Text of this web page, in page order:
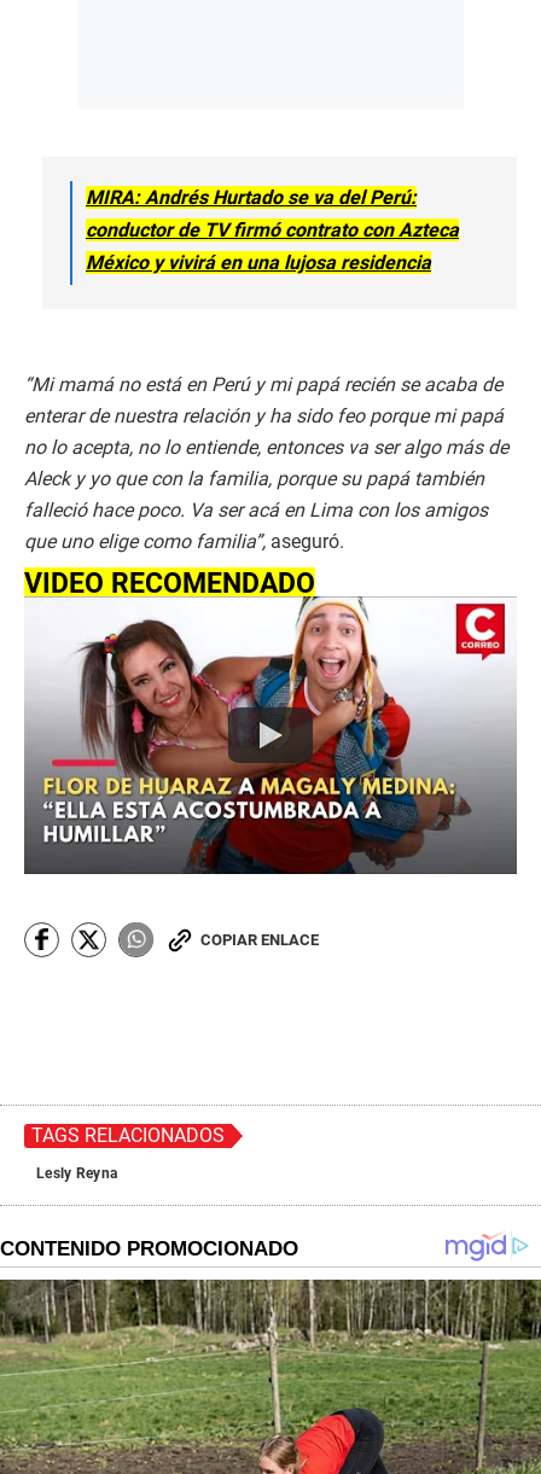
MIRA: Andrés Hurtado se va del Perú:
conductor de TV firmó contrato con Azteca
México y vivirá en una lujosa residencia
“Mi mamá no está en Perú y mi papá recién se acaba de
enterar de nuestra relación y ha sido feo porque mi papá
no lo acepta, no lo entiende, entonces va ser algo más de
Aleck y yo que con la familia, porque su papá también
falleció hace poco. Va ser acá en Lima con los amigos
que uno elige como familia”, aseguró.
VIDEO RECOMENDADO
COPIAR ENLACE
TAGS RELACIONADOS
Lesly Reyna